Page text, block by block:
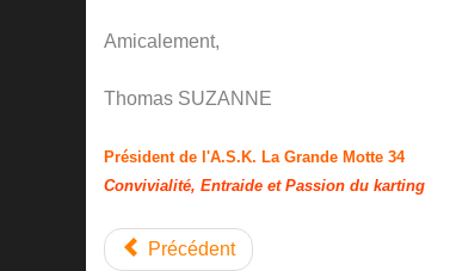
Amicalement,
Thomas SUZANNE
Président de l'A.S.K. La Grande Motte 34
Convivialité, Entraide et Passion du karting
Précédent